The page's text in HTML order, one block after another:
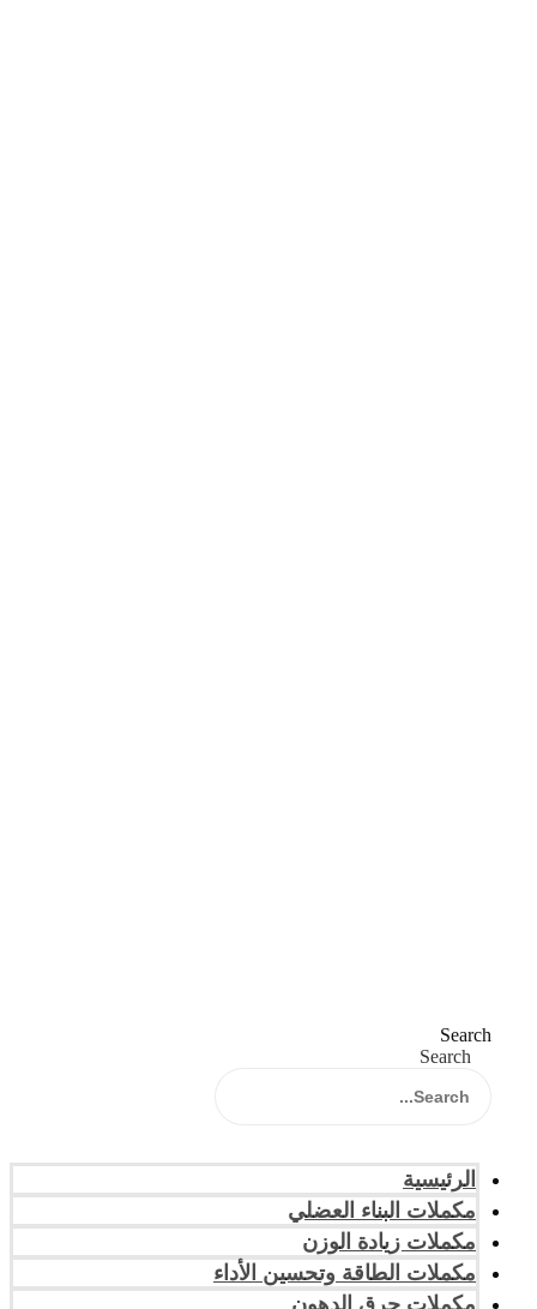
Search
Search
الرئيسية
مكملات البناء العضلي
مكملات زيادة الوزن
مكملات الطاقة وتحسين الأداء
مكملات حرق الدهون